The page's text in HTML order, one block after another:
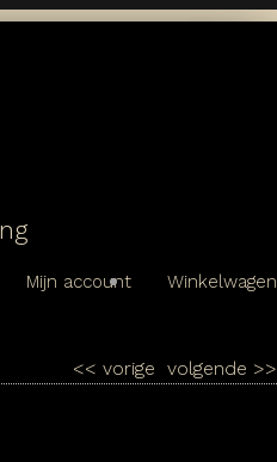
Mijn account Winkelwagen
volgende >>
<< vorige